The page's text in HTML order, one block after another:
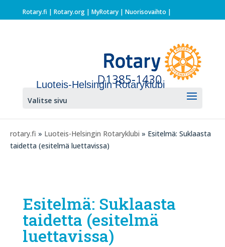
Rotary.fi | Rotary.org| MyRotary | Nuorisovaihto |
Luoteis-Helsingin Rotaryklubi
Valitse sivu
rotary.fi » Luoteis-Helsingin Rotaryklubi » Esitelmä: Suklaasta
taidetta (esitelmä luettavissa)
Esitelmä: Suklaasta
taidetta (esitelmä
luettavissa)